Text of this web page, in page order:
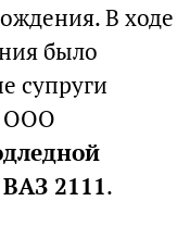
В ходе
было
супруги
ООО
2111.